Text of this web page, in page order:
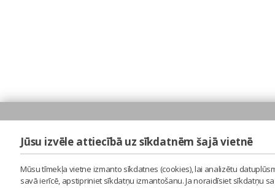
Jūsu izvēle attiecībā uz sīkdatnēm šajā vietnē
Mūsu tīmekļa vietne izmanto sīkdatnes (cookies), lai analizētu
savā ierīcē, apstipriniet sīkdatņu izmantošanu. Ja noraidīsiet sīkdatņu